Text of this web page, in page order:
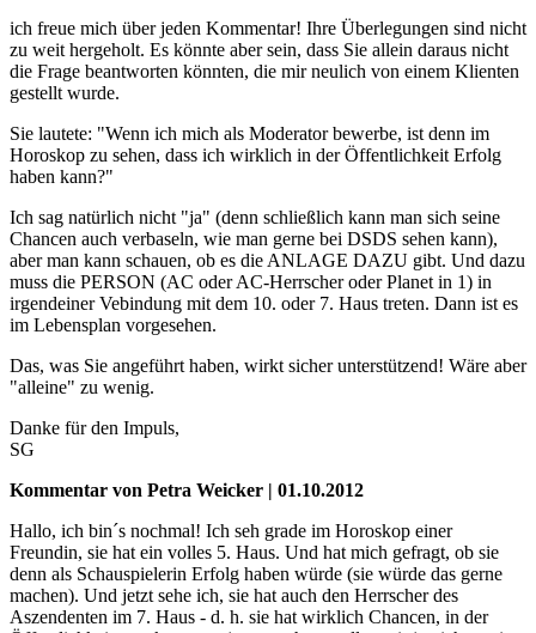
ich freue mich über jeden Kommentar! Ihre Überlegungen sind nicht
zu weit hergeholt. Es könnte aber sein, dass Sie allein daraus nicht
die Frage beantworten könnten, die mir neulich von einem Klienten
gestellt wurde.
Sie lautete: "Wenn ich mich als Moderator bewerbe, ist denn im
Horoskop zu sehen, dass ich wirklich in der Öffentlichkeit Erfolg
haben kann?"
Ich sag natürlich nicht "ja" (denn schließlich kann man sich seine
Chancen auch verbaseln, wie man gerne bei DSDS sehen kann),
aber man kann schauen, ob es die ANLAGE DAZU gibt. Und dazu
muss die PERSON (AC oder AC-Herrscher oder Planet in 1) in
irgendeiner Vebindung mit dem 10. oder 7. Haus treten. Dann ist es
im Lebensplan vorgesehen.
Das, was Sie angeführt haben, wirkt sicher unterstützend! Wäre aber
"alleine" zu wenig.
Danke für den Impuls,
SG
Kommentar von Petra Weicker | 01.10.2012
Hallo, ich bin´s nochmal! Ich seh grade im Horoskop einer
Freundin, sie hat ein volles 5. Haus. Und hat mich gefragt, ob sie
denn als Schauspielerin Erfolg haben würde (sie würde das gerne
machen). Und jetzt sehe ich, sie hat auch den Herrscher des
Aszendenten im 7. Haus - d. h. sie hat wirklich Chancen, in der